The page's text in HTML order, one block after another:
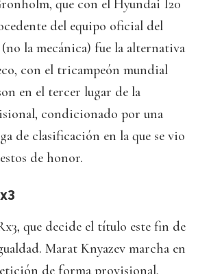
que con el Hyundai I20
del equipo oficial del
la mecánica) fue la alternativa
con el tricampeón mundial
en el tercer lugar de la
condicionado por una
de clasificación en la que se vio
de honor.
que decide el título este fin de
Marat Knyazev marcha en
de forma provisional,